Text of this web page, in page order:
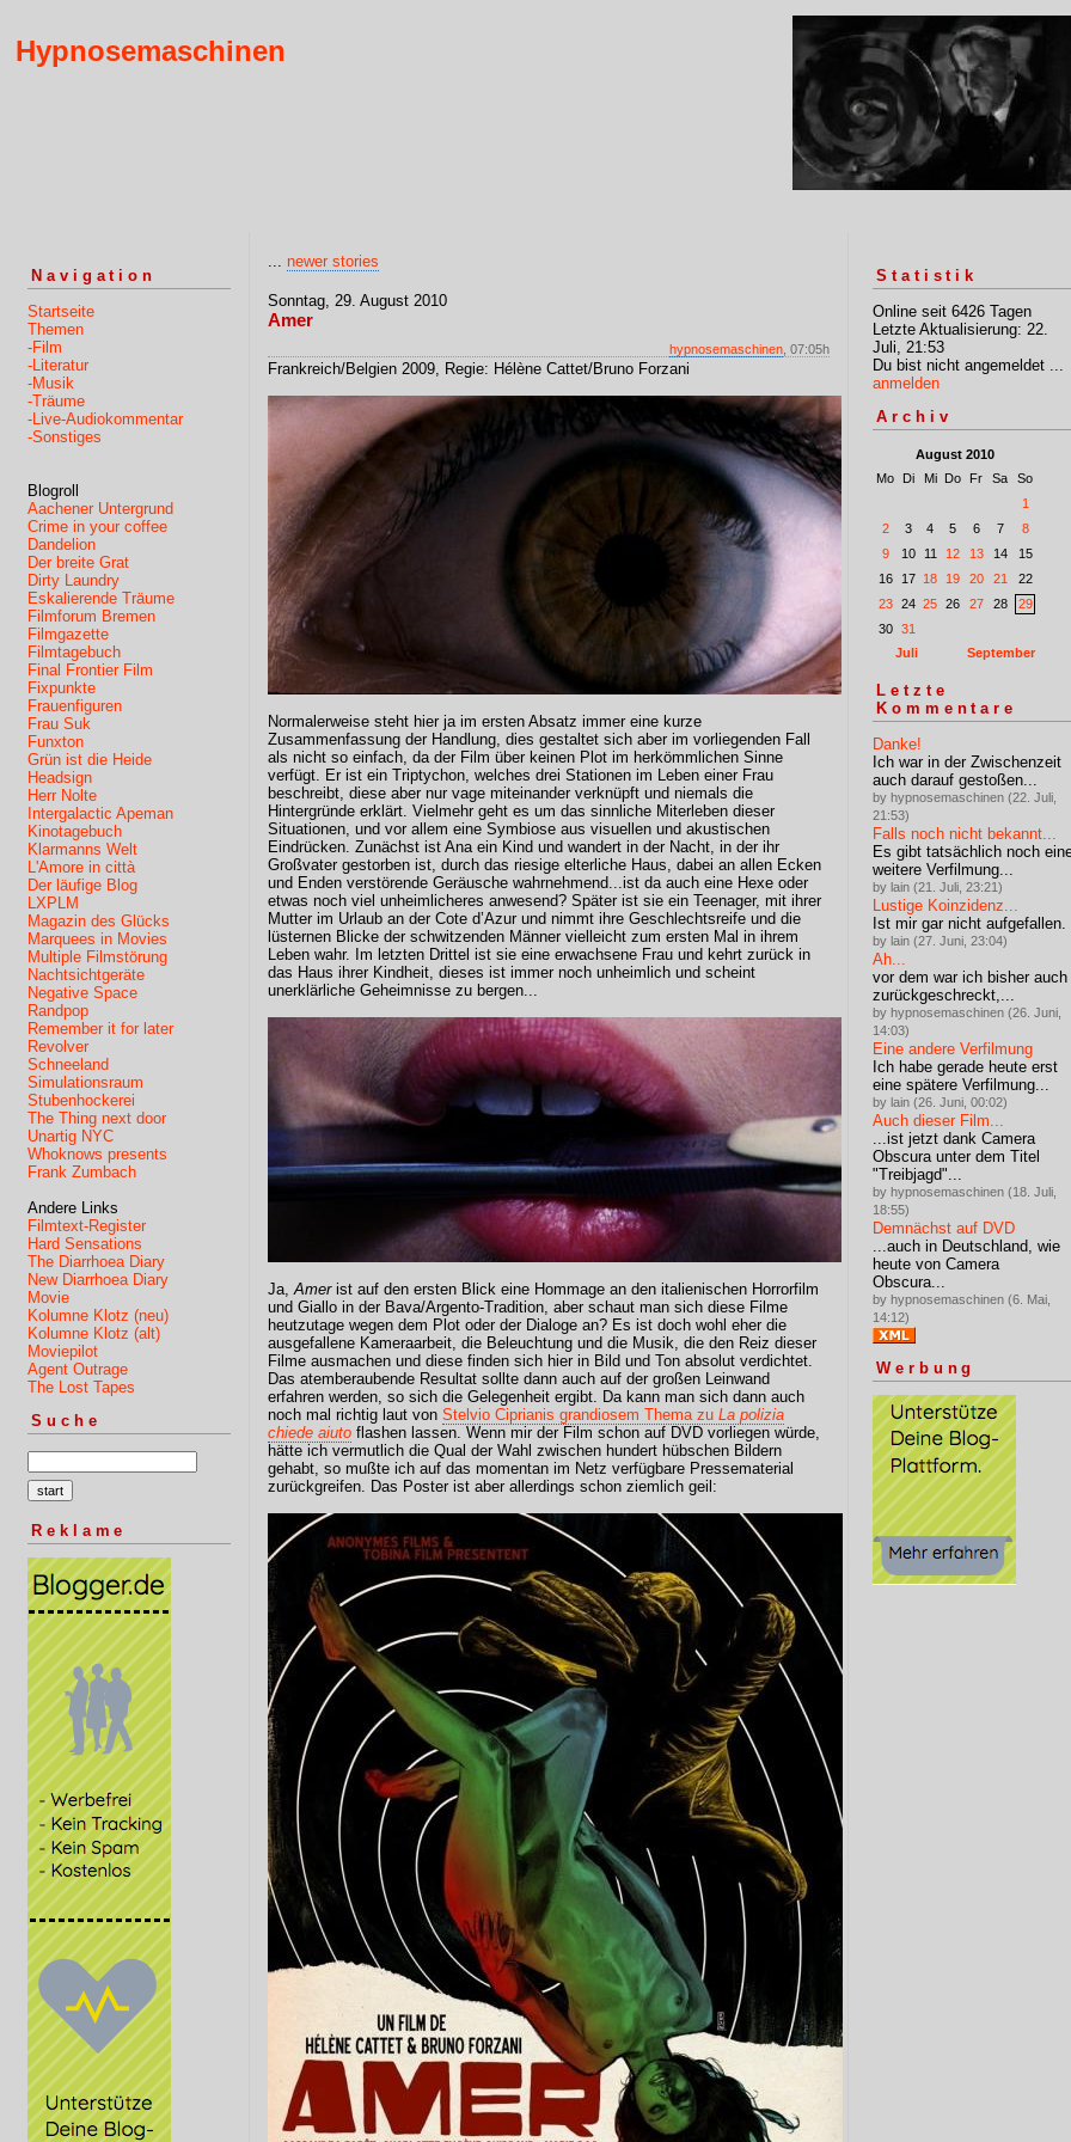
Hypnosemaschinen
Navigation
Startseite
Themen
-Film
-Literatur
-Musik
-Träume
-Live-Audiokommentar
-Sonstiges
Blogroll
Aachener Untergrund
Crime in your coffee
Dandelion
Der breite Grat
Dirty Laundry
Eskalierende Träume
Filmforum Bremen
Filmgazette
Filmtagebuch
Final Frontier Film
Fixpunkte
Frauenfiguren
Frau Suk
Funxton
Grün ist die Heide
Headsign
Herr Nolte
Intergalactic Apeman
Kinotagebuch
Klarmanns Welt
L'Amore in città
Der läufige Blog
LXPLM
Magazin des Glücks
Marquees in Movies
Multiple Filmstörung
Nachtsichtgeräte
Negative Space
Randpop
Remember it for later
Revolver
Schneeland
Simulationsraum
Stubenhockerei
The Thing next door
Unartig NYC
Whoknows presents
Frank Zumbach
Andere Links
Filmtext-Register
Hard Sensations
The Diarrhoea Diary
New Diarrhoea Diary
Movie
Kolumne Klotz (neu)
Kolumne Klotz (alt)
Moviepilot
Agent Outrage
The Lost Tapes
Suche
Reklame
... newer stories
Sonntag, 29. August 2010
Amer
hypnosemaschinen , 07:05h
Frankreich/Belgien 2009, Regie: Hélène Cattet/Bruno Forzani
Normalerweise steht hier ja im ersten Absatz immer eine kurze
Zusammenfassung der Handlung, dies gestaltet sich aber im vorliegenden Fall
als nicht so einfach, da der Film über keinen Plot im herkömmlichen Sinne
verfügt. Er ist ein Triptychon, welches drei Stationen im Leben einer Frau
beschreibt, diese aber nur vage miteinander verknüpft und niemals die
Hintergründe erklärt. Vielmehr geht es um das sinnliche Miterleben dieser
Situationen, und vor allem eine Symbiose aus visuellen und akustischen
Eindrücken. Zunächst ist Ana ein Kind und wandert in der Nacht, in der ihr
Großvater gestorben ist, durch das riesige elterliche Haus, dabei an allen Ecken
und Enden verstörende Geräusche wahrnehmend...ist da auch eine Hexe oder
etwas noch viel unheimlicheres anwesend? Später ist sie ein Teenager, mit ihrer
Mutter im Urlaub an der Cote d’Azur und nimmt ihre Geschlechtsreife und die
lüsternen Blicke der schwitzenden Männer vielleicht zum ersten Mal in ihrem
Leben wahr. Im letzten Drittel ist sie eine erwachsene Frau und kehrt zurück in
das Haus ihrer Kindheit, dieses ist immer noch unheimlich und scheint
unerklärliche Geheimnisse zu bergen...
Ja,Amerist auf den ersten Blick eine Hommage an den italienischen Horrorfilm
und Giallo in der Bava/Argento-Tradition, aber schaut man sich diese Filme
heutzutage wegen dem Plot oder der Dialoge an? Es ist doch wohl eher die
ausgefallene Kameraarbeit, die Beleuchtung und die Musik, die den Reiz dieser
Filme ausmachen und diese finden sich hier in Bild und Ton absolut verdichtet.
Das atemberaubende Resultat sollte dann auch auf der großen Leinwand
erfahren werden, so sich die Gelegenheit ergibt. Da kann man sich dann auch
noch mal richtig laut von Stelvio Ciprianis grandiosem Thema zu La polizia
chiede aiuto flashen lassen. Wenn mir der Film schon auf DVD vorliegen würde,
hätte ich vermutlich die Qual der Wahl zwischen hundert hübschen Bildern
gehabt, so mußte ich auf das momentan im Netz verfügbare Pressematerial
zurückgreifen. Das Poster ist aber allerdings schon ziemlich geil:
Statistik
Online seit 6426 Tagen
Letzte Aktualisierung: 22.
Juli, 21:53
Du bist nicht angemeldet ...
anmelden
Archiv
August 2010
Mo
Di Mi Do Fr Sa
So
1
2
3 4 5 6 7
8
9
10 11 12 13 14
15
16
17 18 19 20 21
22
23
24 25 26 27 28
29
30
31
Juli
September
Letzte
Kommentare
Danke!
Ich war in der Zwischenzeit
auch darauf gestoßen...
by hypnosemaschinen (22. Juli,
21:53)
Falls noch nicht bekannt...
Es gibt tatsächlich noch
weitere Verfilmung...
by lain (21. Juli, 23:21)
Lustige Koinzidenz...
Ist mir gar nicht aufgefallen.
by lain (27. Juni, 23:04)
Ah...
vor dem war ich bisher auch
zurückgeschreckt,...
by hypnosemaschinen (26. Juni,
14:03)
Eine andere Verfilmung
Ich habe gerade heute erst
eine spätere Verfilmung...
by lain (26. Juni, 00:02)
Auch dieser Film...
...ist jetzt dank Camera
Obscura unter dem Titel
"Treibjagd"...
by hypnosemaschinen (18. Juli,
18:55)
Demnächst auf DVD
...auch in Deutschland, wie
heute von Camera
Obscura...
by hypnosemaschinen (6. Mai,
14:12)
Werbung